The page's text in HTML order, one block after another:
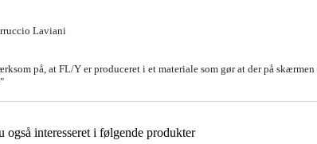
Laviani
på, at FL/Y er produceret i et materiale som gør at der på
også interesseret i følgende produkter